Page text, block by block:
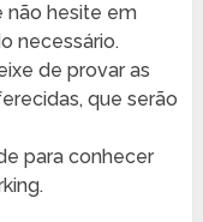
não hesite em
necessário.
de provar as
que serão
para conhecer